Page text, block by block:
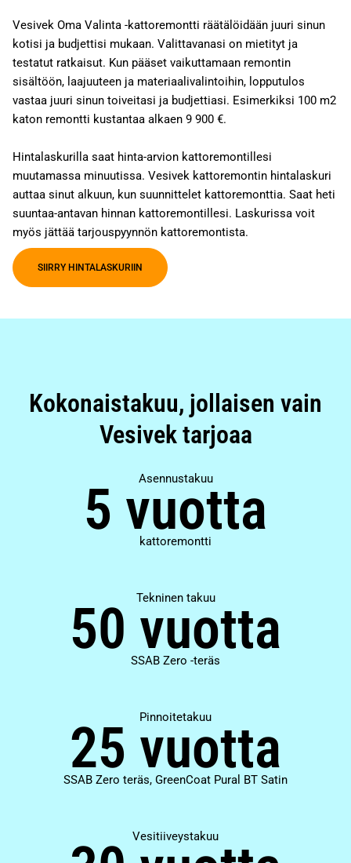
Vesivek Oma Valinta -kattoremontti räätälöidään juuri sinun
kotisi ja budjettisi mukaan. Valittavanasi on mietityt ja
testatut ratkaisut. Kun pääset vaikuttamaan remontin
sisältöön, laajuuteen ja materiaalivalintoihin, lopputulos
vastaa juuri sinun toiveitasi ja budjettiasi. Esimerkiksi 100 m2
katon remontti kustantaa alkaen 9 900 €.
Hintalaskurilla saat hinta-arvion kattoremontillesi
muutamassa minuutissa. Vesivek kattoremontin hintalaskuri
auttaa sinut alkuun, kun suunnittelet kattoremonttia. Saat heti
suuntaa-antavan hinnan kattoremontillesi. Laskurissa voit
myös jättää tarjouspyynnön kattoremontista.
SIIRRY HINTALASKURIIN
Kokonaistakuu, jollaisen vain
Vesivek tarjoaa
Asennustakuu
5 vuotta
kattoremontti
Tekninen takuu
50 vuotta
SSAB Zero -teräs
Pinnoitetakuu
25 vuotta
SSAB Zero teräs, GreenCoat Pural BT Satin
Vesitiiveystakuu